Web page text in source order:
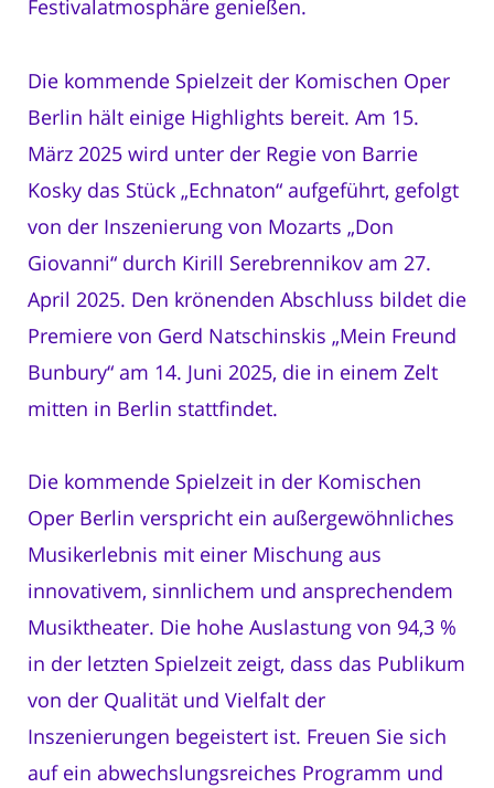
Festivalatmosphäre genießen.
Die kommende Spielzeit der Komischen Oper
Berlin hält einige Highlights bereit. Am 15.
März 2025 wird unter der Regie von Barrie
Kosky das Stück „Echnaton“ aufgeführt, gefolgt
von der Inszenierung von Mozarts „Don
Giovanni“ durch Kirill Serebrennikov am 27.
April 2025. Den krönenden Abschluss bildet die
Premiere von Gerd Natschinskis „Mein Freund
Bunbury“ am 14. Juni 2025, die in einem Zelt
mitten in Berlin stattfindet.
Die kommende Spielzeit in der Komischen
Oper Berlin verspricht ein außergewöhnliches
Musikerlebnis mit einer Mischung aus
innovativem, sinnlichem und ansprechendem
Musiktheater. Die hohe Auslastung von 94,3 %
in der letzten Spielzeit zeigt, dass das Publikum
von der Qualität und Vielfalt der
Inszenierungen begeistert ist. Freuen Sie sich
auf ein abwechslungsreiches Programm und